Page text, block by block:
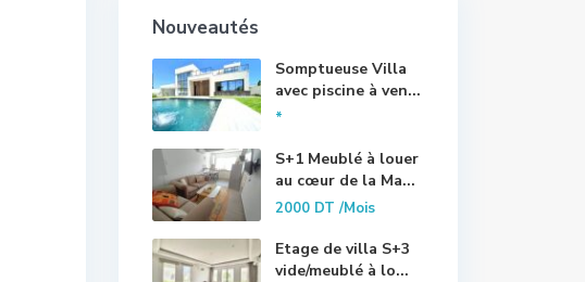
Nouveautés
Somptueuse Villa
avec piscine à ven...
*
S+1 Meublé à louer
au cœur de la Ma...
2000 DT/Mois
Etage de villa S+3
vide/meublé à lo...